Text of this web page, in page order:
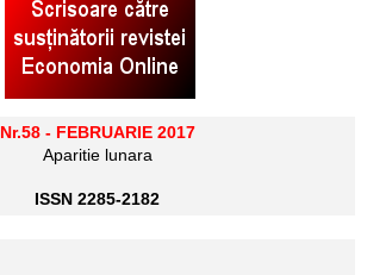
Nr.58 - FEBRUARIE 2017
Aparitie lunara
ISSN 2285-2182